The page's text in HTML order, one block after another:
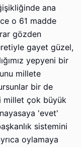
ana
o 61 madde
gözden
gayet güzel,
yepyeni bir
millete
bir de
millet çok büyük
'evet'
sistemini
oylamaya